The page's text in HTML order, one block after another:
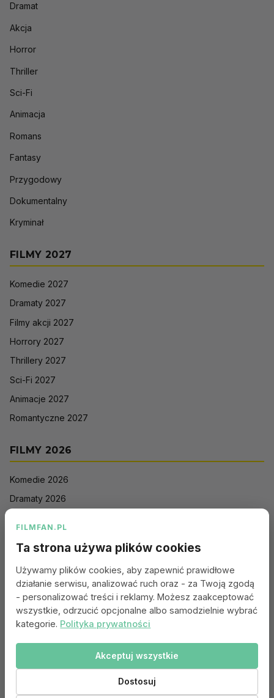
Dramat
Akcja
Horror
Thriller
Sci-Fi
Animacja
Romans
Fantasy
Przygodowy
Dokumentalny
Kryminał
FILMY 2027
Komedie 2027
Dramaty 2027
Filmy akcji 2027
Horrory 2027
Thrillery 2027
Sci-Fi 2027
Animacje 2027
Romantyczne 2027
FILMY 2026
Komedie 2026
Dramaty 2026
Sci-Fi 2026
Animacje 2026
Romantyczne 2026
Portal:
© 2010–2026 FILMFAN.PL – Film. Nasza wspólna pasja.
FILMFAN.PL
Ta strona używa plików cookies
Używamy plików cookies, aby zapewnić prawidłowe
działanie serwisu, analizować ruch oraz - za Twoją zgodą
- personalizować treści i reklamy. Możesz zaakceptować
wszystkie, odrzucić opcjonalne albo samodzielnie wybrać
kategorie. Polityka prywatności
Dostosuj
Akceptuj wszystkie